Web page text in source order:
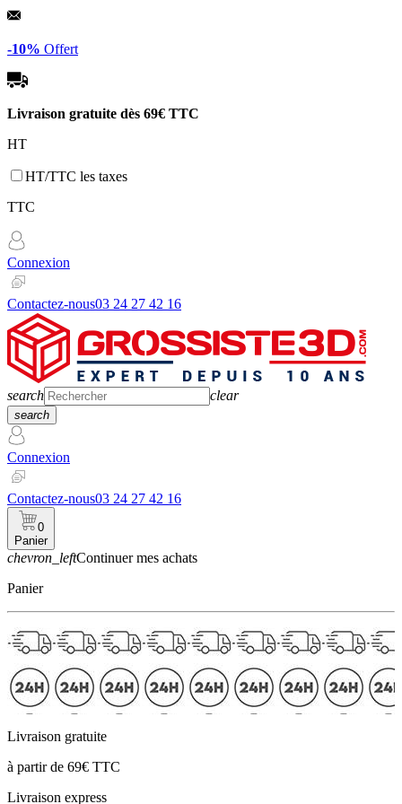
Panneau de gestion des cookies
-10% Offert
Livraison gratuite dès 69€ TTC
HT
HT/TTC les taxes
TTC
Connexion
Contactez-nous03 24 27 42 16
search clear
search
Connexion
Contactez-nous03 24 27 42 16
0
Panier
chevron_leftContinuer mes achats
Panier
Livraison gratuite
à partir de 69€ TTC
Livraison express